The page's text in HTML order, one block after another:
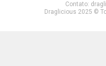
Contato:
Draglicious 2025 ©